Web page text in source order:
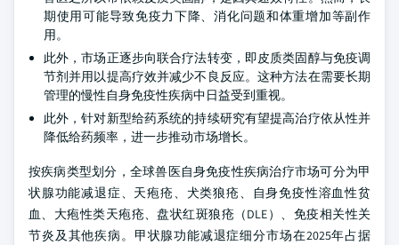
期使用可能导致免疫力下降、消化问题和体重增加等副作
用。
此外，市场正逐步向联合疗法转变，即皮质类固醇与免疫调
节剂并用以提高疗效并减少不良反应。这种方法在需要长期
管理的慢性自身免疫性疾病中日益受到重视。
此外，针对新型给药系统的持续研究有望提高治疗依从性并
降低给药频率，进一步推动市场增长。
按疾病类型划分，全球兽医自身免疫性疾病治疗市场可分为甲
状腺功能减退症、天疱疮、犬类狼疮、自身免疫性溶血性贫
血、大疱性类天疱疮、盘状红斑狼疮（DLE）、免疫相关性关
节炎及其他疾病。甲状腺功能减退症细分市场在2025年占据